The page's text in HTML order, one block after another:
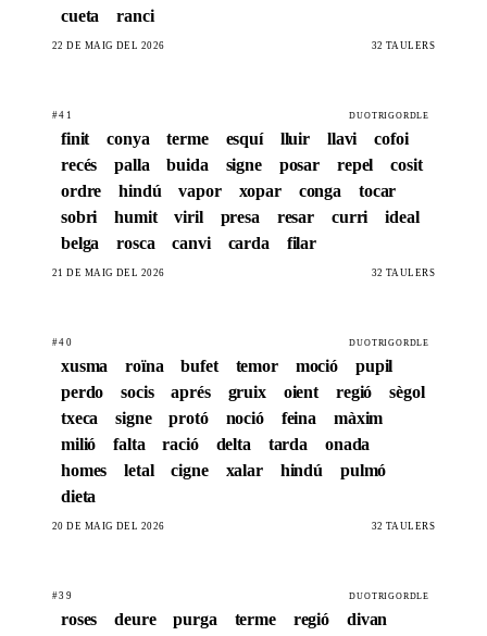
cueta
ranci
22 DE MAIG DEL 2026 32 TAULERS
#41 DUOTRIGORDLE
finit conya terme esquí lluir llavi
cofoi
recés
palla buida signe posar repel
cosit
ordre
hindú vapor xopar conga
tocar
sobri
humit viril presa resar curri
ideal
belga
rosca canvi carda filar
21 DE MAIG DEL 2026 32 TAULERS
#40 DUOTRIGORDLE
xusma roïna bufet temor moció
pupil
perdo
socis aprés gruix oient regió
sègol
txeca
signe protó noció feina
màxim
milió
falta ració delta tarda
onada
homes
letal cigne xalar hindú
pulmó
dieta
20 DE MAIG DEL 2026 32 TAULERS
#39 DUOTRIGORDLE
roses deure purga terme regió
divan